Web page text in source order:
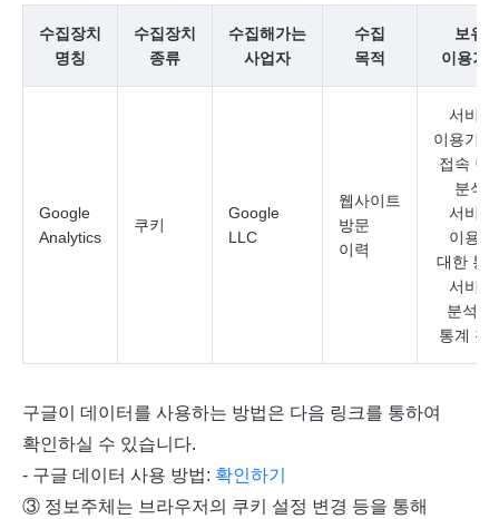
수집장치
명칭
수집장치
종류
수집해가는
사업자
수집
목적
보유∙
이용기
Google
Analytics
쿠키
Google
LLC
웹사이트
방문
이력
서비스
이용기록
접속 빈
분석,
서비스
이용에
대한 통
서비스
분석 및
통계 활
구글이 데이터를 사용하는 방법은 다음 링크를 통하여
확인하실 수 있습니다.
- 구글 데이터 사용 방법: 확인하기
③ 정보주체는 브라우저의 쿠키 설정 변경 등을 통해